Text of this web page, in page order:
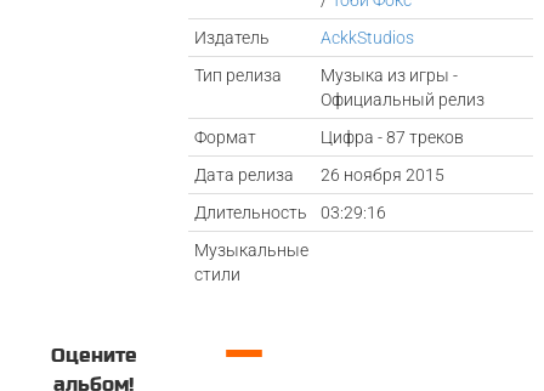
Издатель
AckkStudios
Тип релиза
Музыка из игры -
Официальный релиз
Формат
Цифра - 87 треков
Дата релиза
26 ноября 2015
Длительность
03:29:16
Музыкальные
стили
Оцените
альбом!
—